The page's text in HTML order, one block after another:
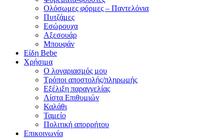
Ολόσωμες φόρμες – Παντελόνια
Πυτζάμες
Εσώρουχα
Αξεσουάρ
Μπουφάν
Είδη Bebe
Χρήσιμα
Ο λογαριασμός μου
Τρόποι αποστολής/πληρωμής
Εξέλιξη παραγγελίας
Λίστα Επιθυμιών
Καλάθι
Ταμείο
Πολιτική απορρήτου
Επικοινωνία